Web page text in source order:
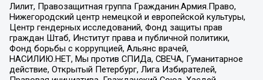
Лилит, Правозащитная группа Гражданин.Армия.Право,
Нижегородский центр немецкой и европейской культуры,
Центр гендерных исследований, Фонд защиты прав
граждан Штаб, Институт права и публичной политики,
Фонд борьбы с коррупцией, Альянс врачей,
НАСИЛИЮ.НЕТ, Мы против СПИДа, СВЕЧА, Гуманитарное
действие, Открытый Петербург, Лига Избирателей,